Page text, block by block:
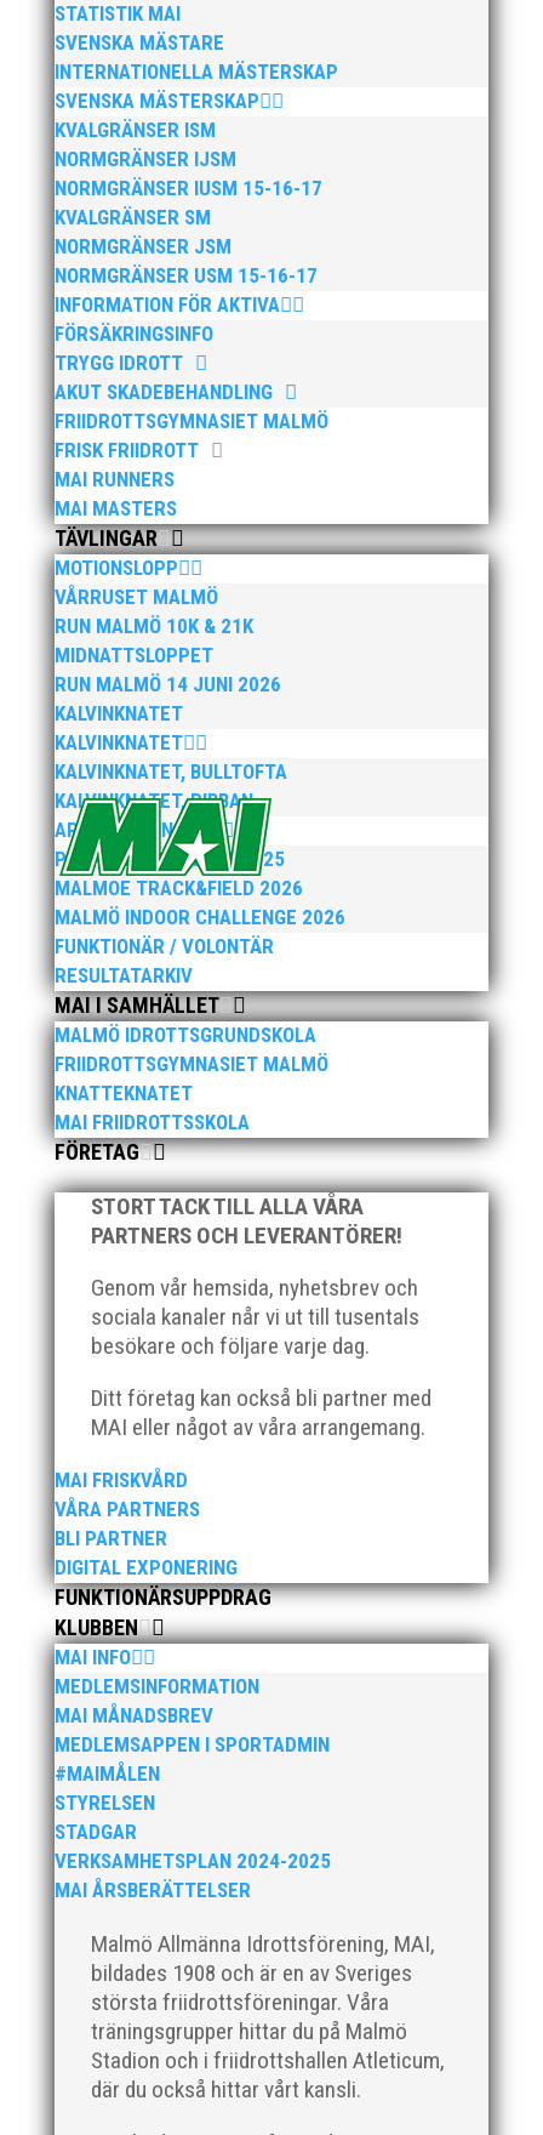
STATISTIK MAI
SVENSKA MÄSTARE
INTERNATIONELLA MÄSTERSKAP
SVENSKA MÄSTERSKAP
KVALGRÄNSER ISM
NORMGRÄNSER IJSM
NORMGRÄNSER IUSM 15-16-17
KVALGRÄNSER SM
NORMGRÄNSER JSM
NORMGRÄNSER USM 15-16-17
INFORMATION FÖR AKTIVA
FÖRSÄKRINGSINFO
TRYGG IDROTT
AKUT SKADEBEHANDLING
FRIIDROTTSGYMNASIET MALMÖ
FRISK FRIIDROTT
MAI RUNNERS
MAI MASTERS
TÄVLINGAR
MOTIONSLOPP
VÅRRUSET MALMÖ
RUN MALMÖ 10K & 21K
MIDNATTSLOPPET
RUN MALMÖ 14 JUNI 2026
KALVINKNATET
KALVINKNATET
KALVINKNATET, BULLTOFTA
KALVINKNATET, RIBBAN
ARENATÄVLINGAR
PEPPARKAKSSPELEN 2025
MALMOE TRACK&FIELD 2026
MALMÖ INDOOR CHALLENGE 2026
FUNKTIONÄR / VOLONTÄR
RESULTATARKIV
MAI I SAMHÄLLET
MALMÖ IDROTTSGRUNDSKOLA
FRIIDROTTSGYMNASIET MALMÖ
KNATTEKNATET
MAI FRIIDROTTSSKOLA
FÖRETAG
STORT TACK TILL ALLA VÅRA
PARTNERS OCH LEVERANTÖRER!
Genom vår hemsida, nyhetsbrev och
sociala kanaler når vi ut till tusentals
besökare och följare varje dag.
Ditt företag kan också bli partner med
MAI eller något av våra arrangemang.
MAI FRISKVÅRD
VÅRA PARTNERS
BLI PARTNER
DIGITAL EXPONERING
FUNKTIONÄRSUPPDRAG
KLUBBEN
MAI INFO
MEDLEMSINFORMATION
MAI MÅNADSBREV
MEDLEMSAPPEN I SPORTADMIN
#MAIMÅLEN
STYRELSEN
STADGAR
VERKSAMHETSPLAN 2024-2025
MAI ÅRSBERÄTTELSER
Malmö Allmänna Idrottsförening, MAI,
bildades 1908 och är en av Sveriges
största friidrottsföreningar. Våra
träningsgrupper hittar du på Malmö
Stadion och i friidrottshallen Atleticum,
där du också hittar vårt kansli.